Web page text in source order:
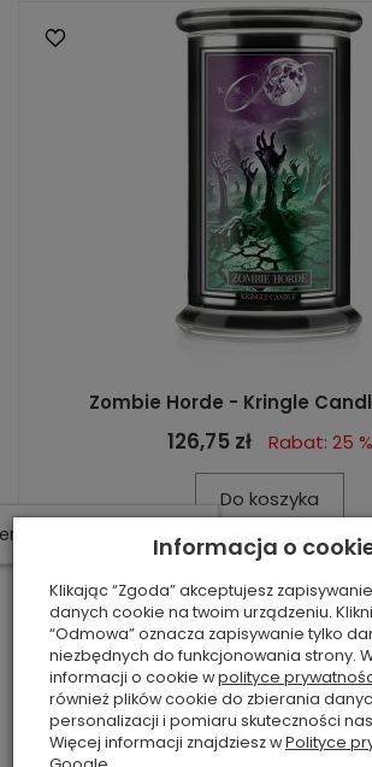
Zombie Horde - Kringle
126,75 zł Rabat: 25 %
Do koszyka
W ostatnich 7 dniach produktem
Informacja o
Klikając “Zgoda” akceptujesz
danych cookie na twoim urządzeniu.
“Odmowa” oznacza zapisywanie tylko
niezbędnych do funkcjonowania strony.
informacji o cookie wpolityce
również plików cookie do zbierania
personalizacji i pomiaru skuteczności
Więcej informacji znajdziesz wPolityce